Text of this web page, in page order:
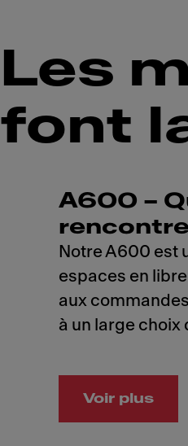
Les
font
A600 –
Notre A600 est
espaces en
aux
à un large choix
Voir plus